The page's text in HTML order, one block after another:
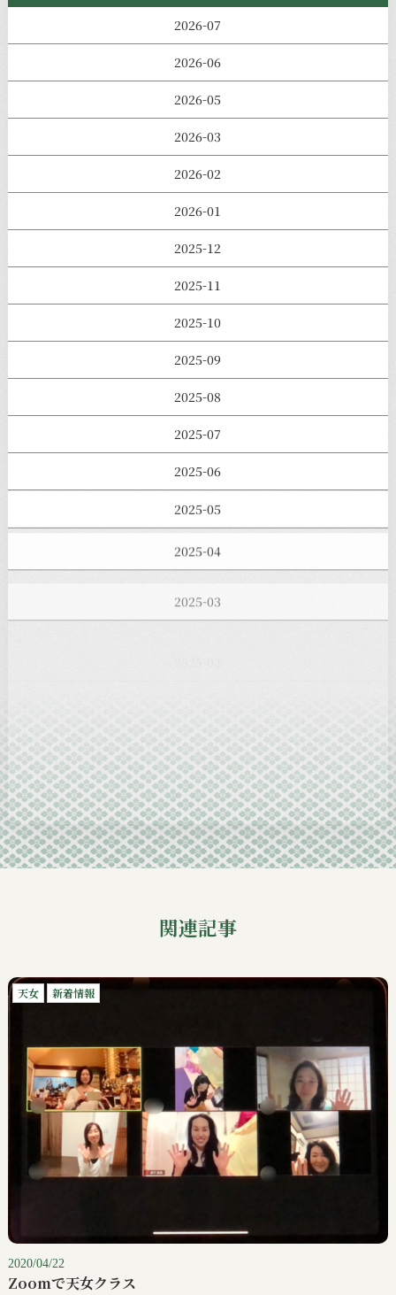
2026-07
2026-06
2026-05
2026-03
2026-02
2026-01
2025-12
2025-11
2025-10
2025-09
2025-08
2025-07
2025-06
2025-05
2025-04
2025-02
2024-11
2024-10
2024-09
関連記事
天女 新着情報
2020/04/22
Zoomで天女クラス